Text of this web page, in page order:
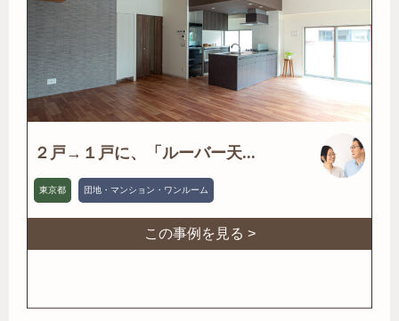
２戸→１戸に、「ルーバー天...
東京都 団地・マンション・ワンルーム
この事例を見る >